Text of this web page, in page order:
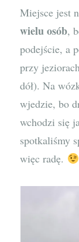
Miejsce jest
wielu osób,
podejście, a
przy
dół). Na
wjedzie, bo
wchodzi się
spotkaliśmy
więc radę.